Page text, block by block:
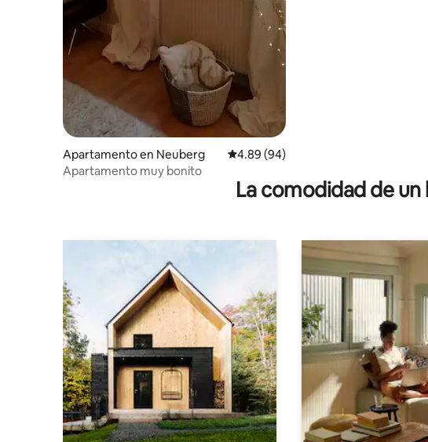
Apartamento en Neuberg Calificación promedio: 4.89 de 5, 94
4.89 (94)
Apartamento muy bonito
La comodidad de